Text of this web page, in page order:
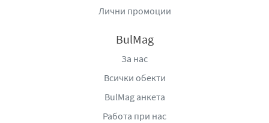
Лични промоции
BulMag
За нас
Всички обекти
BulMag анкета
Работа при нас